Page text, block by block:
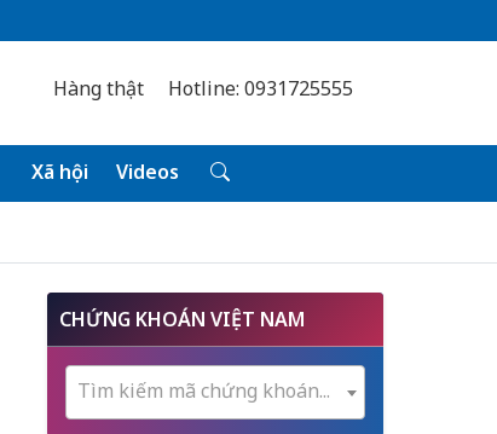
Hàng thật Hotline: 0931725555
Xã hội Videos
CHỨNG KHOÁN VIỆT NAM
Tìm kiếm mã chứng khoán...